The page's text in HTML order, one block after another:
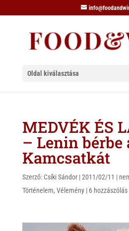
Oldal kiválasztása
MEDVÉK ÉS
– Lenin bérbe
Kamcsatkát
Szerző: Csíki Sándor|2011/02/11 |
Történelem, Vélemény| 6 hozzászólás